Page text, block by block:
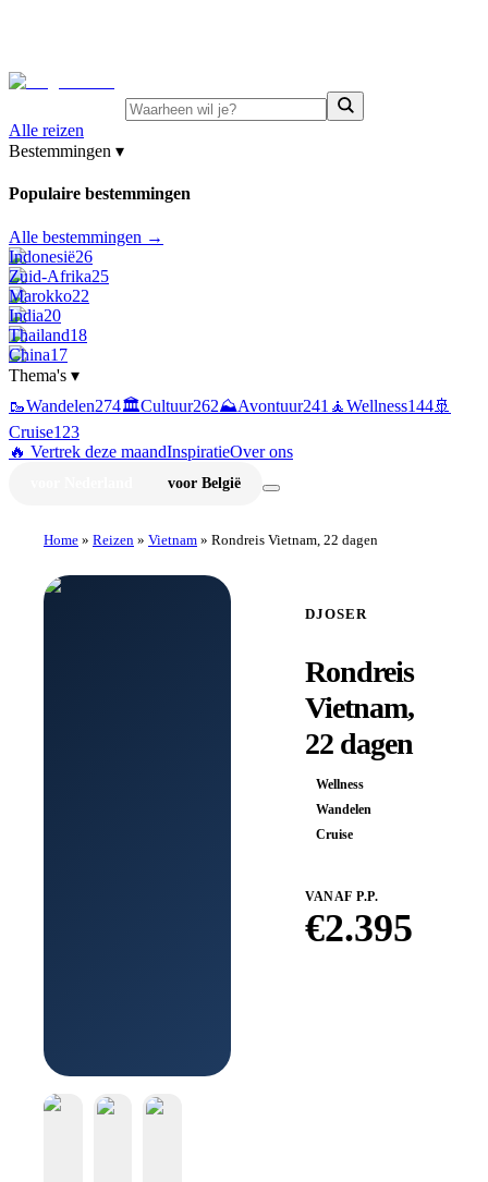
Alle reizen
Bestemmingen ▾
Populaire bestemmingen
Alle bestemmingen →
Indonesië26
Zuid-Afrika25
Marokko22
India20
Thailand18
China17
Thema's ▾
🥾Wandelen274🏛️Cultuur262⛰️Avontuur241 🧘Wellness144🚢
Cruise123
🔥 Vertrek deze maandInspiratieOver ons
voor België
Home » Reizen » Vietnam » Rondreis Vietnam, 22 dagen
DJOSER
Rondreis
Vietnam,
22 dagen
Wellness
Wandelen
Cruise
VANAF P.P.
€2.395